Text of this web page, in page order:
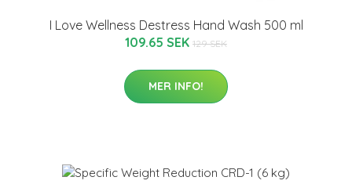
I Love Wellness Destress Hand Wash 500 ml
109.65 SEK 129 SEK
MER INFO!